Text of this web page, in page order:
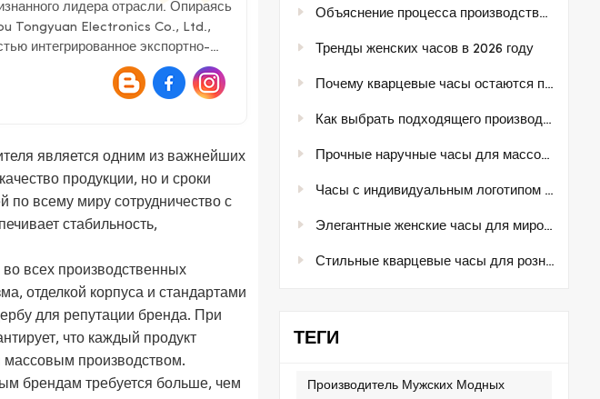
Объяснение процесса производства часов
Тренды женских часов в 2026 году
Почему кварцевые часы остаются популярными на мировых рынках
Как выбрать подходящего производителя часов для вашей марки
Прочные наручные часы для массового рынка розничной торговли
Часы с индивидуальным логотипом для частных торговых марок.
Элегантные женские часы для мировых рынков моды.
Стильные кварцевые часы для розничных и оптовых покупателей
ТЕГИ
Производитель Мужских Модных
лидера отрасли. Опираясь
Tongyuan Electronics Co., Ltd.,
интегрированное экспортно-
и разработками, дизайном,
является одним из важнейших
продукции, но и сроки
по всему миру сотрудничество с
стабильность,
всех производственных
отделкой корпуса и стандартами
для репутации бренда. При
что каждый продукт
массовым производством.
брендам требуется больше, чем